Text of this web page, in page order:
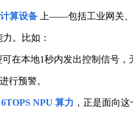
算设备 上——包括工业网关、
。比如：
在本地1秒内发出控制信号，
行预警。
6TOPS NPU 算力 ，正是面向